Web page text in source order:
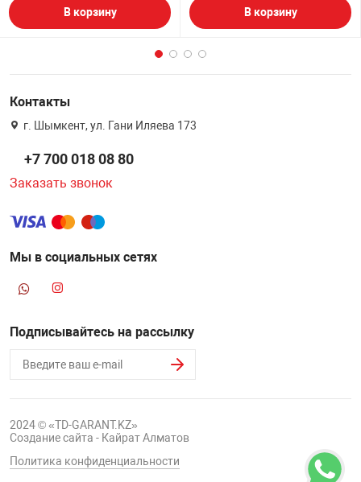
В корзину В корзину
Контакты
г. Шымкент, ул. Гани Иляева 173
+7 700 018 08 80
Заказать звонок
Мы в социальных сетях
Подписывайтесь на рассылку
2024 © «TD-GARANT.KZ»
Создание сайта - Кайрат Алматов
Политика конфиденциальности